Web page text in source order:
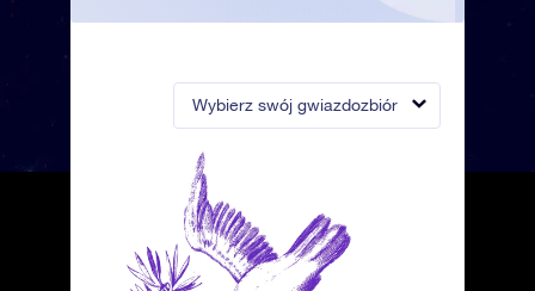
Wybierz swój gwiazdozbiór